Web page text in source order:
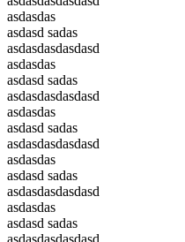
asdasdas
asdasd sadas
asdasdasdasdasd
asdasdas
asdasd sadas
asdasdasdasdasd
asdasdas
asdasd sadas
asdasdasdasdasd
asdasdas
asdasd sadas
asdasdasdasdasd
asdasdas
asdasd sadas
asdasdasdasdasd